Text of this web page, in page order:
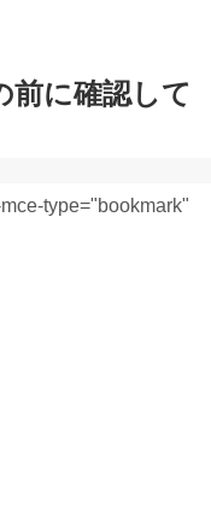
前に確認して
type="bookmark"